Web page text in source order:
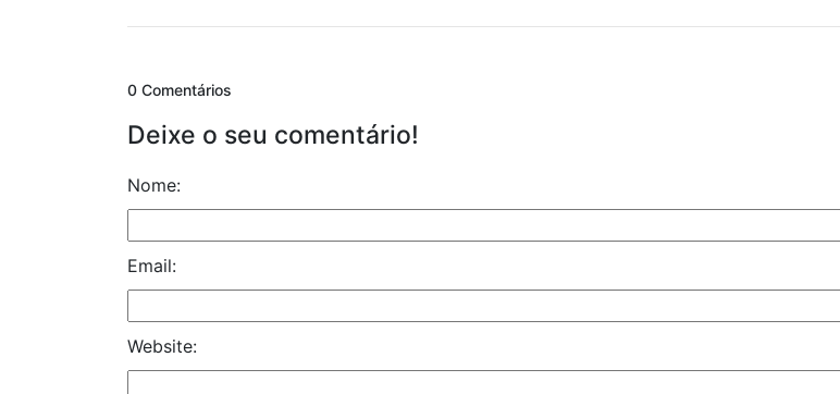
0 Comentários
Deixe o seu comentário!
Nome:
Email:
Website: